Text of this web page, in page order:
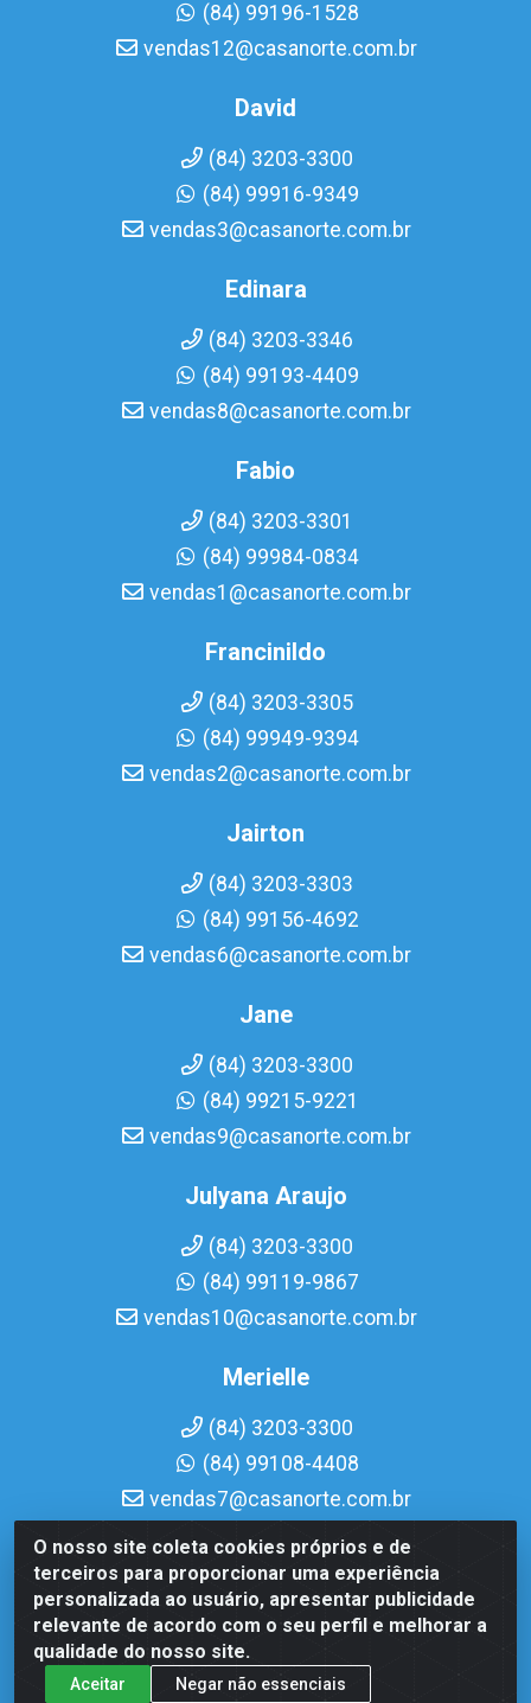
O nosso site coleta cookies próprios e de
terceiros para proporcionar uma experiência
personalizada ao usuário, apresentar publicidade
relevante de acordo com o seu perfil e melhorar a
qualidade do nosso site.
Aceitar Negar não essenciais
(84) 99196-1528
vendas12@casanorte.com.br
David
(84) 3203-3300
(84) 99916-9349
vendas3@casanorte.com.br
Edinara
(84) 3203-3346
(84) 99193-4409
vendas8@casanorte.com.br
Fabio
(84) 3203-3301
(84) 99984-0834
vendas1@casanorte.com.br
Francinildo
(84) 3203-3305
(84) 99949-9394
vendas2@casanorte.com.br
Jairton
(84) 3203-3303
(84) 99156-4692
vendas6@casanorte.com.br
Jane
(84) 3203-3300
(84) 99215-9221
vendas9@casanorte.com.br
Julyana Araujo
(84) 3203-3300
(84) 99119-9867
vendas10@casanorte.com.br
Merielle
(84) 3203-3300
(84) 99108-4408
vendas7@casanorte.com.br
Casa Norte LTDA - Av. Interventor Mário Câmara, 1815 - Dix-
Sept Rosado, Natal/RN - CEP 59054-600 - CNPJ
08.713.513/0001-51